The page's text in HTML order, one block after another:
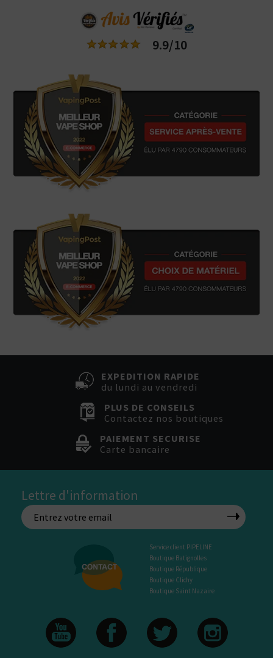
9.9/10
EXPEDITION RAPIDE
du lundi au vendredi
PLUS DE CONSEILS
Contactez nos boutiques
PAIEMENT SECURISE
Carte bancaire
Lettre d'information
Service client PIPELINE
Boutique Batignolles
Boutique République
Boutique Clichy
Boutique Saint Nazaire